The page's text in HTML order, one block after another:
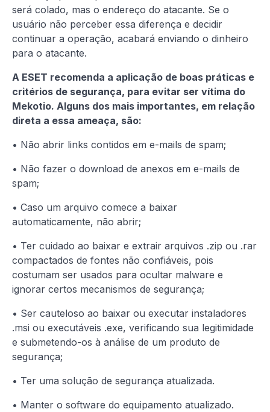
será colado, mas o endereço do atacante. Se o
usuário não perceber essa diferença e decidir
continuar a operação, acabará enviando o dinheiro
para o atacante.
A ESET recomenda a aplicação de boas práticas e
critérios de segurança, para evitar ser vítima do
Mekotio. Alguns dos mais importantes, em relação
direta a essa ameaça, são:
• Não abrir links contidos em e-mails de spam;
• Não fazer o download de anexos em e-mails de
spam;
• Caso um arquivo comece a baixar
automaticamente, não abrir;
• Ter cuidado ao baixar e extrair arquivos .zip ou .rar
compactados de fontes não confiáveis, pois
costumam ser usados ​​para ocultar malware e
ignorar certos mecanismos de segurança;
• Ser cauteloso ao baixar ou executar instaladores
.msi ou executáveis ​​.exe, verificando sua legitimidade
e submetendo-os à análise de um produto de
segurança;
• Ter uma solução de segurança atualizada.
• Manter o software do equipamento atualizado.